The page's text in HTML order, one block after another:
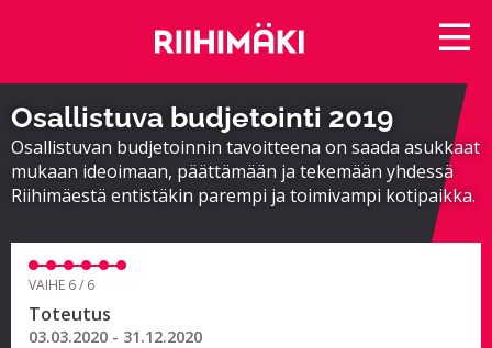
Osallistuva budjetointi 2019
Osallistuvan budjetoinnin tavoitteena on saada asukkaat
mukaan ideoimaan, päättämään ja tekemään yhdessä
Riihimäestä entistäkin parempi ja toimivampi kotipaikka.
VAIHE 6 / 6
Toteutus
03.03.2020 - 31.12.2020